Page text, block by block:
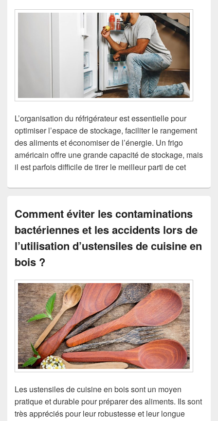
L’organisation du réfrigérateur est essentielle pour
optimiser l’espace de stockage, faciliter le rangement
des aliments et économiser de l’énergie. Un frigo
américain offre une grande capacité de stockage, mais
il est parfois difficile de tirer le meilleur parti de cet
Comment éviter les contaminations
bactériennes et les accidents lors de
l’utilisation d’ustensiles de cuisine en
bois ?
Les ustensiles de cuisine en bois sont un moyen
pratique et durable pour préparer des aliments. Ils sont
très appréciés pour leur robustesse et leur longue